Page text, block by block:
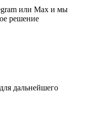
или Max и мы
решение
дальнейшего